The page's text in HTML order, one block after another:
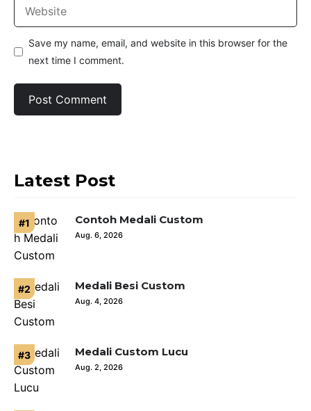
Save my name, email, and website in this browser for the
next time I comment.
Latest Post
Contoh Medali Custom
Aug. 6, 2026
Medali Besi Custom
Aug. 4, 2026
Medali Custom Lucu
Aug. 2, 2026